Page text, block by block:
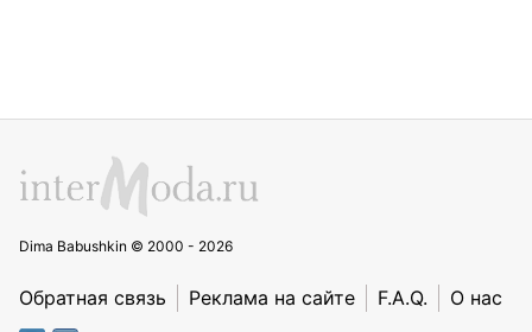
Dima Babushkin © 2000 - 2026
Обратная связь Реклама на сайте F.A.Q. О нас